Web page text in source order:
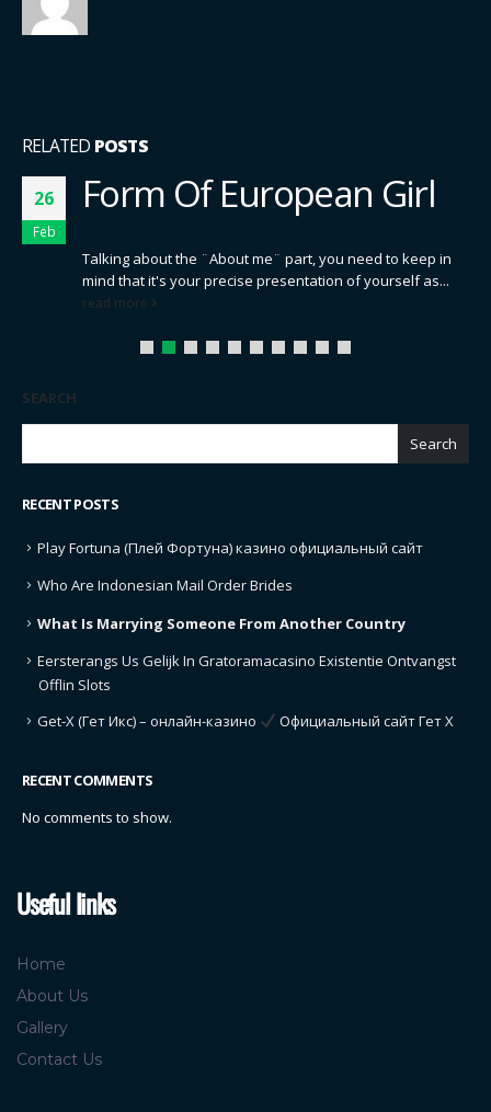
RELATED POSTS
26
Feb
Form Of European Girl
Talking about the ¨About me¨ part, you need to keep in
mind that it's your precise presentation of yourself as...
read more
SEARCH
Search
RECENT POSTS
Play Fortuna (Плей Фортуна) казино официальный сайт
Who Are Indonesian Mail Order Brides
What Is Marrying Someone From Another Country
Eersterangs Us Gelijk In Gratoramacasino Existentie Ontvangst
Offlin Slots
Get-X (Гет Икс) – онлайн-казино
Официальный сайт Гет Х
RECENT COMMENTS
No comments to show.
Useful links
Home
About Us
Gallery
Contact Us